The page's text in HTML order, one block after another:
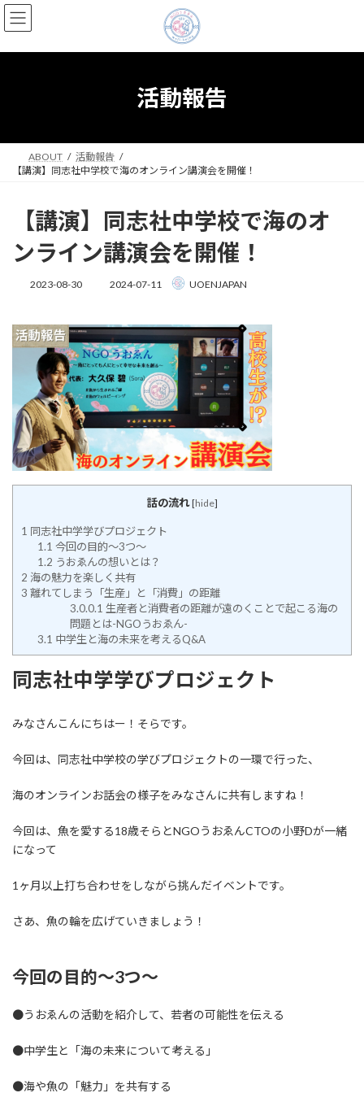
コ
ン
ン
ナ
ビ
ー
活動報告
ABOUT
活動報告
【講演】同志社中学校で海のオンライン講演会を開催！
【講演】同志社中学校で海のオ
ンライン講演会を開催！
2023-08-30
最
新
日
時
:
2024-07-11 UOENJAPAN
話の流れ [hide]
1 同志社中学学びプロジェクト
1.1 今回の目的〜3つ〜
1.2 うおゑんの想いとは？
2 海の魅力を楽しく共有
3 離れてしまう「生産」と「消費」の距離
3.0.0.1 生産者と消費者の距離が遠のくことで起こる海の
問題とは-NGOうおゑん-
3.1 中学生と海の未来を考えるQ&A
同志社中学学びプロジェクト
みなさんこんにちはー！そらです。
今回は、同志社中学校の学びプロジェクトの一環で行った、
海のオンラインお話会の様子をみなさんに共有しますね！
今回は、魚を愛する18歳そらとNGOうおゑんCTOの小野Dが一緒
になって
1ヶ月以上打ち合わせをしながら挑んだイベントです。
さあ、魚の輪を広げていきましょう！
今回の目的〜3つ〜
●うおゑんの活動を紹介して、若者の可能性を伝える
●中学生と「海の未来について考える」
●海や魚の「魅力」を共有する